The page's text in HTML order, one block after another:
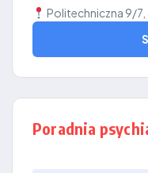
Politechniczna 9/
Poradnia